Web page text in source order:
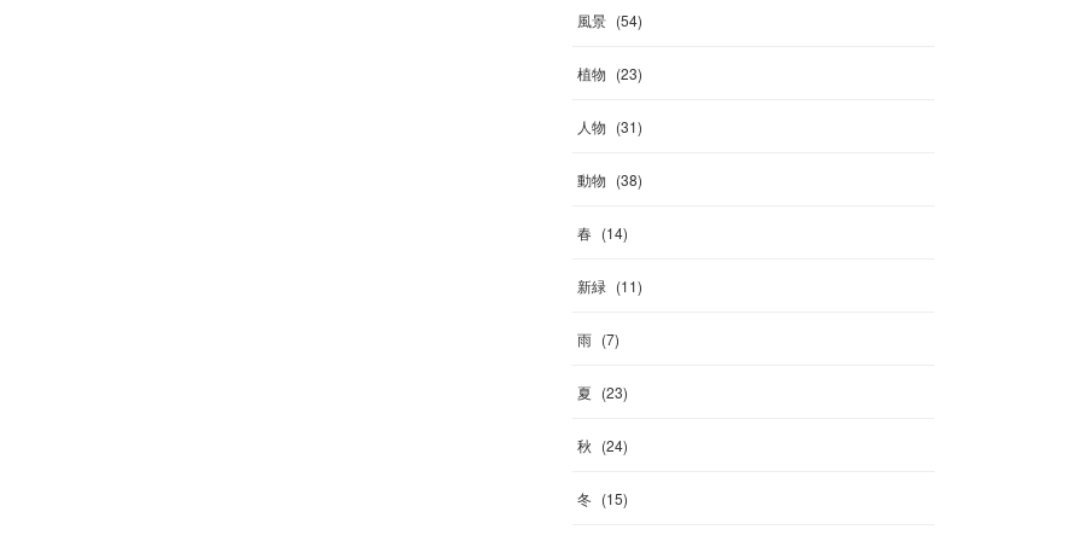
風景 (54)
植物 (23)
人物 (31)
動物 (38)
春 (14)
新緑 (11)
雨 (7)
夏 (23)
秋 (24)
冬 (15)